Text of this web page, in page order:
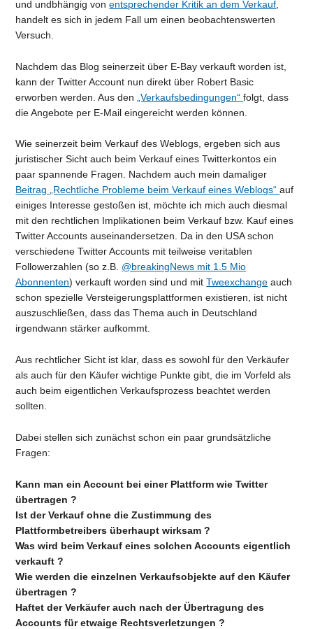
und undbhängig vonentsprechender Kritik an dem Verkauf
handelt es sich in jedem Fall um einen beobachtenswerten
Versuch.
Nachdem das Blog seinerzeit über E-Bay verkauft worden ist,
kann der Twitter Account nun direkt über Robert Basic
erworben werden. Aus den
„Verkaufsbedingungen“folgt, dass
die Angebote per E-Mail eingereicht werden können.
Wie seinerzeit beim Verkauf des Weblogs, ergeben sich aus
juristischer Sicht auch beim Verkauf eines Twitterkontos ein
paar spannende Fragen. Nachdem auch mein damaliger
Beitrag „Rechtliche Probleme beim Verkauf eines Weblogs“auf
einiges Interesse gestoßen ist, möchte ich mich auch diesmal
mit den rechtlichen Implikationen beim Verkauf bzw. Kauf eines
Twitter Accounts auseinandersetzen. Da in den USA schon
verschiedene Twitter Accounts mit teilweise veritablen
Followerzahlen (so z.B. @breakingNews mit 1.5 Mio
Abonnenten) verkauft worden sind und mitTweexchange auch
schon spezielle Versteigerungsplattformen existieren, ist nicht
auszuschließen, dass das Thema auch in Deutschland
irgendwann stärker aufkommt.
Aus rechtlicher Sicht ist klar, dass es sowohl für den Verkäufer
als auch für den Käufer wichtige Punkte gibt, die im Vorfeld als
auch beim eigentlichen Verkaufsprozess beachtet werden
sollten.
Dabei stellen sich zunächst schon ein paar grundsätzliche
Fragen:
Kann man ein Account bei einer Plattform wie Twitter
übertragen ?
Ist der Verkauf ohne die Zustimmung des
Plattformbetreibers überhaupt wirksam ?
Was wird beim Verkauf eines solchen Accounts eigentlich
verkauft ?
Wie werden die einzelnen Verkaufsobjekte auf den Käufer
übertragen ?
Haftet der Verkäufer auch nach der Übertragung des
Accounts für etwaige Rechtsverletzungen ?